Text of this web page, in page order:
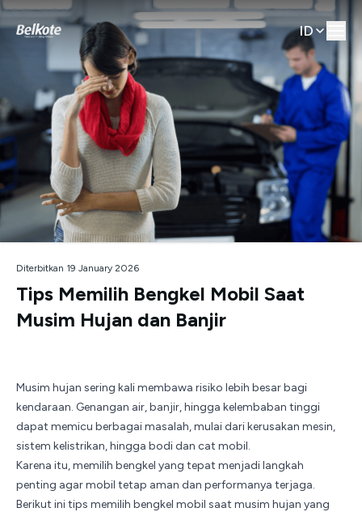
ID
Diterbitkan 19 January 2026
Tips Memilih Bengkel Mobil Saat
Musim Hujan dan Banjir
Musim hujan sering kali membawa risiko lebih besar bagi
kendaraan. Genangan air, banjir, hingga kelembaban tinggi
dapat memicu berbagai masalah, mulai dari kerusakan mesin,
sistem kelistrikan, hingga bodi dan cat mobil.
Karena itu, memilih bengkel yang tepat menjadi langkah
penting agar mobil tetap aman dan performanya terjaga.
Berikut ini tips memilih bengkel mobil saat musim hujan yang